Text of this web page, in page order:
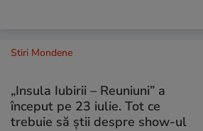
Stiri Mondene
„Insula Iubirii – Reuniuni” a
început pe 23 iulie. Tot ce
trebuie să știi despre show-ul